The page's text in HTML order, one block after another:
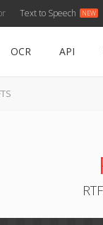
Text to Speech
OCR API